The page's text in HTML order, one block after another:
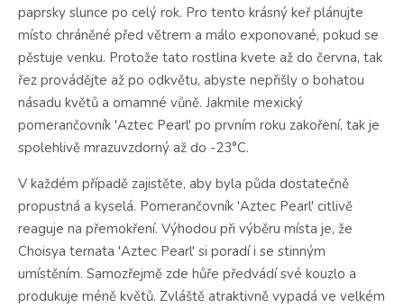
paprsky slunce po celý rok. Pro tento krásný keř plánujte
místo chráněné před větrem a málo exponované, pokud se
pěstuje venku. Protože tato rostlina kvete až do června, tak
řez provádějte až po odkvětu, abyste nepřišly o bohatou
násadu květů a omamné vůně. Jakmile mexický
pomerančovník 'Aztec Pearl' po prvním roku zakoření, tak je
spolehlivě mrazuvzdorný až do -23°C.
V každém případě zajistěte, aby byla půda dostatečně
propustná a kyselá. Pomerančovník 'Aztec Pearl' citlivě
reaguje na přemokření. Výhodou při výběru místa je, že
Choisya ternata 'Aztec Pearl' si poradí i se stinným
umístěním. Samozřejmě zde hůře předvádí své kouzlo a
produkuje méně květů. Zvláště atraktivně vypadá ve velkém